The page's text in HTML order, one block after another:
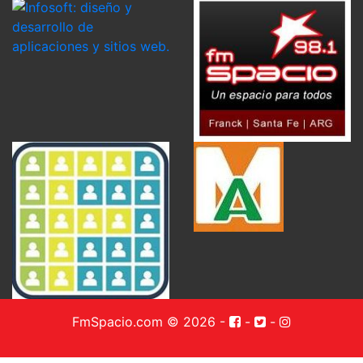
FmSpacio.com © 2026 - - -